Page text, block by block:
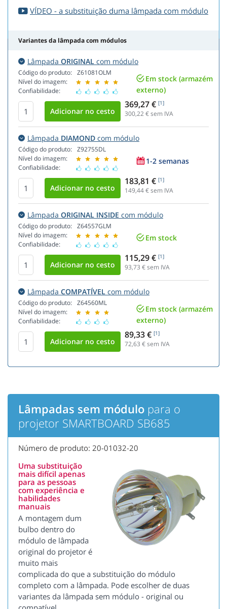
VÍDEO - a substituição duma lâmpada com módulo
Variantes da lâmpada com módulos
Lâmpada ORIGINAL com módulo
Código do produto:
Nível do imagem:
Confiabilidade:
Z61081OLM
Em stock (armazém
externo)
369,27 € [1]
300,22€ sem IVA
Lâmpada DIAMOND com módulo
Código do produto:
Nível do imagem:
Confiabilidade:
Z92755DL
1-2 semanas
183,81 € [1]
149,44€ sem IVA
Lâmpada ORIGINAL INSIDE com módulo
Código do produto:
Nível do imagem:
Confiabilidade:
Z64557GLM
Em stock
115,29 € [1]
93,73 € sem IVA
Lâmpada COMPATÍVEL com módulo
Código do produto:
Nível do imagem:
Confiabilidade:
Z64560ML
Em stock (armazém
externo)
89,33 € [1]
72,63 € sem IVA
Lâmpadas sem módulo para o
projetor SMARTBOARD SB685
Número de produto: 20-01032-20
Uma substituição
mais difícil apenas
para as pessoas
com experiência e
habilidades
manuais
A montagem dum
bulbo dentro do
módulo de lâmpada
original do projetor é
muito mais
complicada do que a substituição do módulo
completo com a lâmpada. Pode escolher de duas
variantes da lâmpada sem módulo - original ou